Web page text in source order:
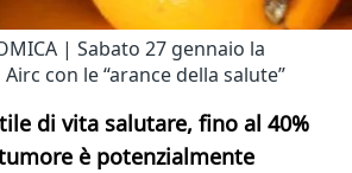
| Sabato 27 gennaio la
con le “arance della salute”
di vita salutare, fino al 40%
è potenzialmente